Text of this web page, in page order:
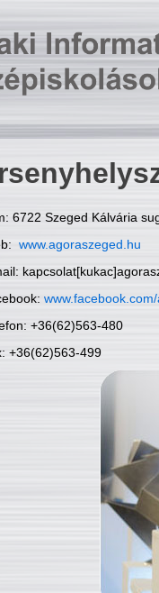
6722 Szeged Kálvária
www.agoraszeged.hu
+36(62)563-480
+36(62)563-499